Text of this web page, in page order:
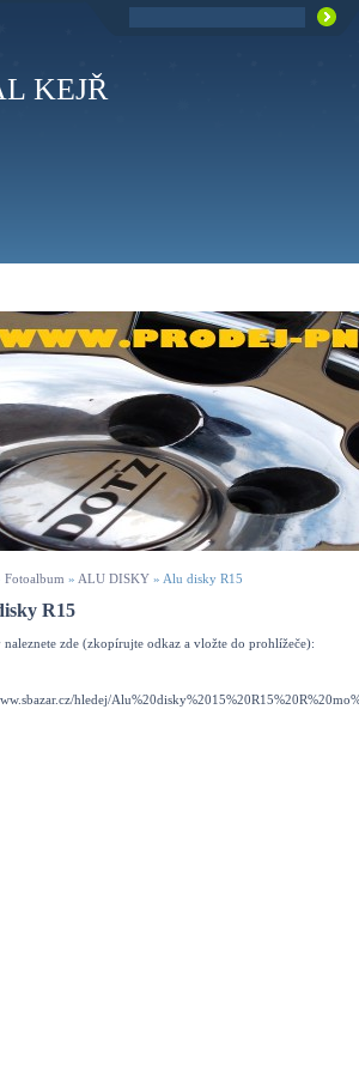
KEJŘ
Fotoalbum » ALU DISKY » Alu disky R15
R15
zde (zkopírujte odkaz a vložte do prohlížeče):
hledej/